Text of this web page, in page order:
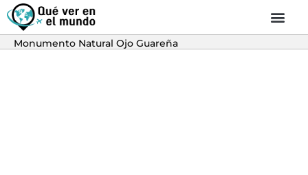
Monumento Natural Ojo Guareña